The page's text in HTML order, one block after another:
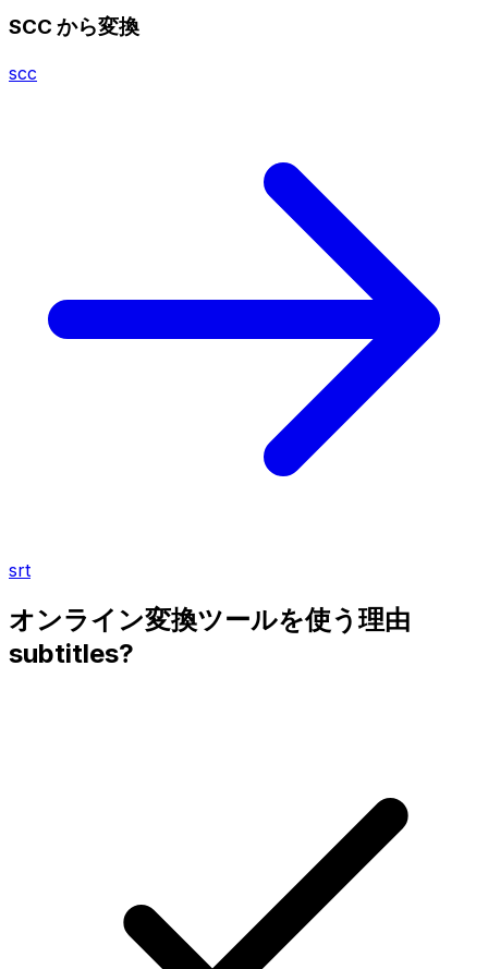
SCC から変換
scc
srt
オンライン変換ツールを使う理由
subtitles?